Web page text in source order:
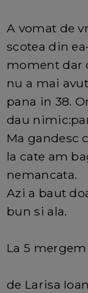
A vomat de
scotea din
moment dar
nu a mai
pana in 38.
dau
Ma gandesc
la cate am
nemancata.
Azi a baut
bun si ala.
La 5
de Larisa